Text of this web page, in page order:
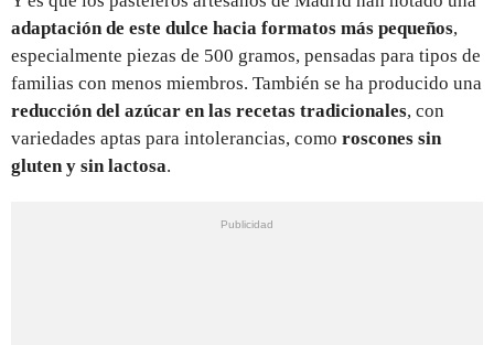
adaptación de este dulce hacia formatos más pequeños,
especialmente piezas de 500 gramos, pensadas para tipos de
familias con menos miembros. También se ha producido una
reducción del azúcar en las recetas tradicionales, con
variedades aptas para intolerancias, como roscones sin
gluten y sin lactosa.